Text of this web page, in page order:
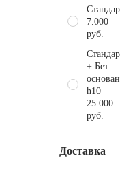
7.000
руб.
+ Бет.
h10
25.000
руб.
Доставка